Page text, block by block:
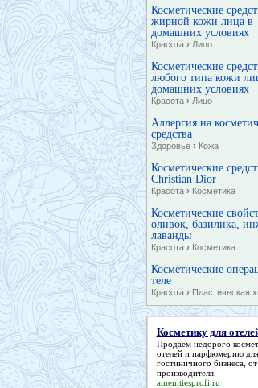
Косметические
жирной кожи лица в
домашних условиях
Красота › Лицо
Косметические
любого типа кожи
домашних условиях
Красота › Лицо
Аллергия на
средства
Здоровье › Кожа
Косметические
Christian Dior
Красота › Косметика
Косметические
оливок, базилика,
лаванды
Красота › Косметика
Косметические
теле
Красота › Пластическая
Косметику для
Продаем недорого
отелейи парфюмерию для
гостиничного бизнеса, от
производителя.
amenitiesprofi.ru